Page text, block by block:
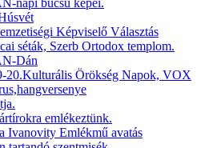
Képviselő Választás
séták, Szerb Ortodox templom.
Dán
20.Kulturális Örökség Napok, VOX
emlékeztünk.
Ivanovity Emlékmű avatás